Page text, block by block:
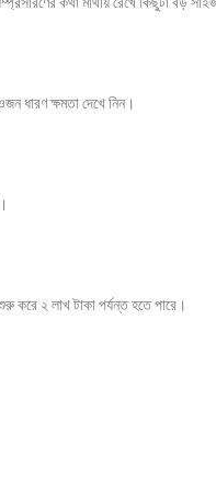
ধারণ ক্ষমতা দেখে নিন।
করে ২ লাখ টাকা পর্যন্ত হতে পারে।